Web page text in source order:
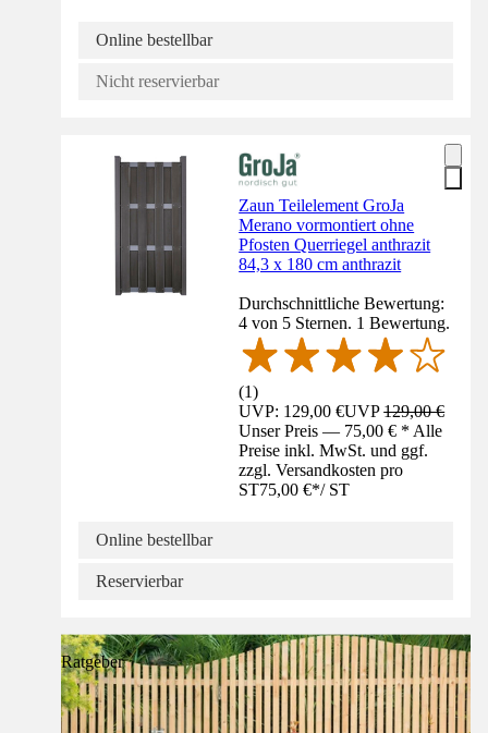
Online bestellbar
Nicht reservierbar
Zaun Teilelement GroJa
Merano vormontiert ohne
Pfosten Querriegel anthrazit
84,3 x 180 cm anthrazit
Durchschnittliche Bewertung:
4 von 5 Sternen. 1 Bewertung.
(1)
UVP: 129,00 €UVP129,00 €
Unser Preis — 75,00 € * Alle
Preise inkl. MwSt. und ggf.
zzgl. Versandkosten pro
ST75,00 €*/ ST
Online bestellbar
Reservierbar
Ratgeber